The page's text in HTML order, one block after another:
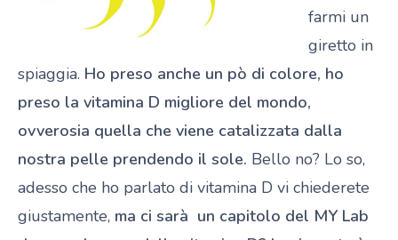
farmi un
giretto in
spiaggia. Ho preso anche un pò di colore, ho
preso la vitamina D migliore del mondo,
ovverosia quella che viene catalizzata dalla
nostra pelle prendendo il sole. Bello no? Lo so,
adesso che ho parlato di vitamina D vi chiederete
giustamente, ma ci sarà un capitolo del MY Lab